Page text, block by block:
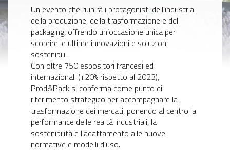
Un evento che riunirà i protagonisti dell’industria
della produzione, della trasformazione e del
packaging, offrendo un’occasione unica per
scoprire le ultime innovazioni e soluzioni
sostenibili.
Con oltre 750 espositori francesi ed
internazionali (+20% rispetto al 2023),
Prod&Pack si conferma come punto di
riferimento strategico per accompagnare la
trasformazione dei mercati, ponendo al centro la
performance delle realtà industriali, la
sostenibilità e l’adattamento alle nuove
normative e modelli d’uso.